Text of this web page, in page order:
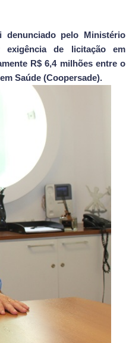
denunciado pelo Ministério
exigência de licitação em
R$ 6,4 milhões entre o
Saúde (Coopersade).